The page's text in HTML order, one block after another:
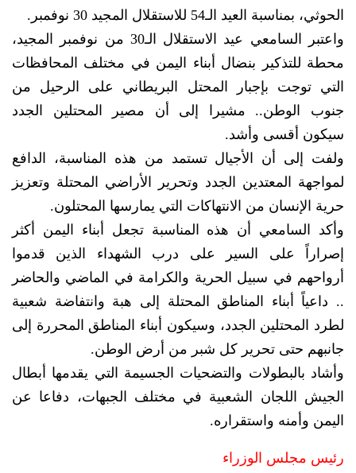
الحوثي، بمناسبة العيد الـ54 للاستقلال المجيد 30 نوفمبر.
واعتبر السامعي عيد الاستقلال الـ30 من نوفمبر المجيد،
محطة للتذكير بنضال أبناء اليمن في مختلف المحافظات
التي توجت بإجبار المحتل البريطاني على الرحيل من
جنوب الوطن.. مشيرا إلى أن مصير المحتلين الجدد
سيكون أقسى وأشد.
ولفت إلى أن الأجيال تستمد من هذه المناسبة، الدافع
لمواجهة المعتدين الجدد وتحرير الأراضي المحتلة وتعزيز
حرية الإنسان من الانتهاكات التي يمارسها المحتلون.
وأكد السامعي أن هذه المناسبة تجعل أبناء اليمن أكثر
إصراراً على السير على درب الشهداء الذين قدموا
أرواحهم في سبيل الحرية والكرامة في الماضي والحاضر
.. داعياً أبناء المناطق المحتلة إلى هبة وانتفاضة شعبية
لطرد المحتلين الجدد، وسيكون أبناء المناطق المحررة إلى
جانبهم حتى تحرير كل شبر من أرض الوطن.
وأشاد بالبطولات والتضحيات الجسيمة التي يقدمها أبطال
الجيش اللجان الشعبية في مختلف الجبهات، دفاعا عن
اليمن وأمنه واستقراره.
رئيس مجلس الوزراء